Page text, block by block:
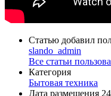
Статью добавил
slando_admin
Все статьи
Категория
Бытовая техника
Дата размещения